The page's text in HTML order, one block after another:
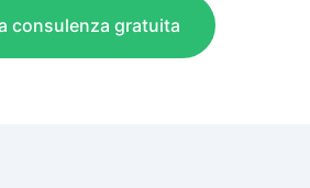
consulenza gratuita